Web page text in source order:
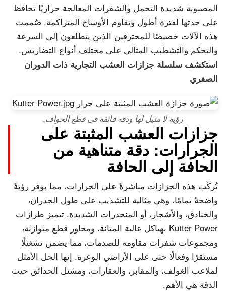
المصبوبة شديدة التحمل والشفرات المعالجة حراريًا تحافظ
على حدتها لفترة أطول وتقاوم الأوساخ المتراكمة. صُممت
هذه الآلات خصيصًا للمحترفين الذين يتطلعون إلى السرعة
والتحكم والتشطيب المثالي على مختلف أنواع التضاريس.
استكشف سلسلة جزازات العشب التجارية ذات الدوران
الصفري
رؤية لا مثيل لها ودقة فائقة في قطع الحواف.
جزازات العشب المثبتة على
الجرارات: دقة متناهية من
الحافة إلى الحافة
تُركّب هذه الجزازات مباشرةً على الجرارات، مما يوفر رؤيةً
واضحةً تمامًا، وهي مثالية للتشذيب على طول الجدران،
والخنادق، والأشجار، أو المنحدرات الشديدة. تتميز طرازات
Kutter Power بهياكل عالية المتانة، ومحاور قطع متوازنة،
ومجموعات شفرات مقاومة للصدمات، مما يضمن تشغيلًا
مستقرًا وفعالًا حتى على الأراضي الوعرة. إنها الحل الأمثل
لملاعب الغولف، والمقابر، والعقارات، ومشتل الحدائق حيث
الدقة هي الأهم.